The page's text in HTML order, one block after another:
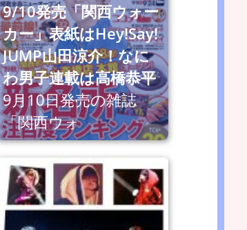
9/10発売「関西ウォー
カー」表紙はHey!Say!
JUMP山田涼介！なに
わ男子連載は高橋恭平
9月10日発売の雑誌
「関西ウォ